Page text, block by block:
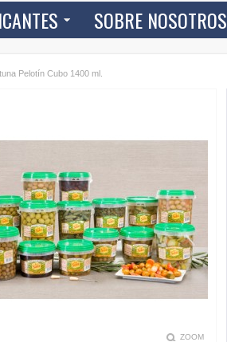
SOBRE NOSOTROS
Pelotín Cubo 1400 ml.
ZOOM